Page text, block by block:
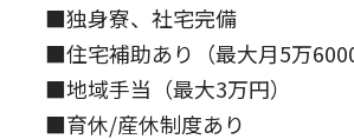
■独身寮、社宅完備
■住宅補助あり（最大月5万
■地域手当（最大3万円）
■育休/産休制度あり